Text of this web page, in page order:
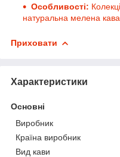
Особливості:
натуральна мелена кава.
Приховати
Характеристики
Основні
Виробник
Країна виробник
Вид кави